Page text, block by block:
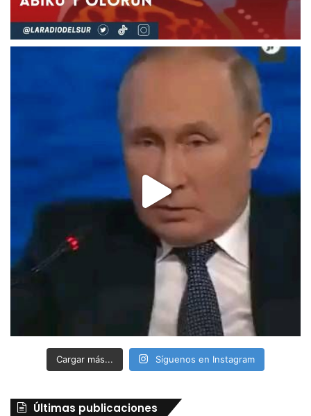
Cargar más... Síguenos en Instagram
Últimas publicaciones